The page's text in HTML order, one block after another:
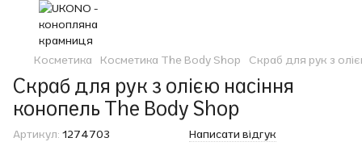
Косметика Косметика The Body Shop Скраб для рук з
Скраб для рук з олією насіння
конопель The Body Shop
Артикул: 1274703 Написати відгук